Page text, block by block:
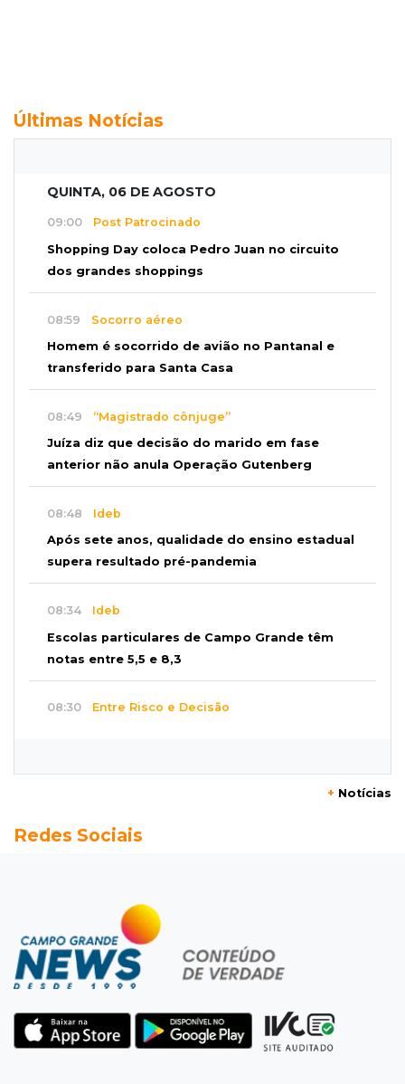
Últimas Notícias
QUINTA, 06 DE AGOSTO
09:00 Post Patrocinado
Shopping Day coloca Pedro Juan no circuito
dos grandes shoppings
08:59 Socorro aéreo
Homem é socorrido de avião no Pantanal e
transferido para Santa Casa
08:49 “Magistrado cônjuge”
Juíza diz que decisão do marido em fase
anterior não anula Operação Gutenberg
08:48 Ideb
Após sete anos, qualidade do ensino estadual
supera resultado pré-pandemia
08:34 Ideb
Escolas particulares de Campo Grande têm
notas entre 5,5 e 8,3
08:30 Entre Risco e Decisão
Trecho da Ernesto Geisel é interditado para
Vila Popular
"Está assustado", diz advogado de garoto de
12 anos suspeito de incendiar amigo
Acidente na Rua Antônio Maria Coelho causa
lentidão e interdita parte da via
+ Notícias
Redes Sociais